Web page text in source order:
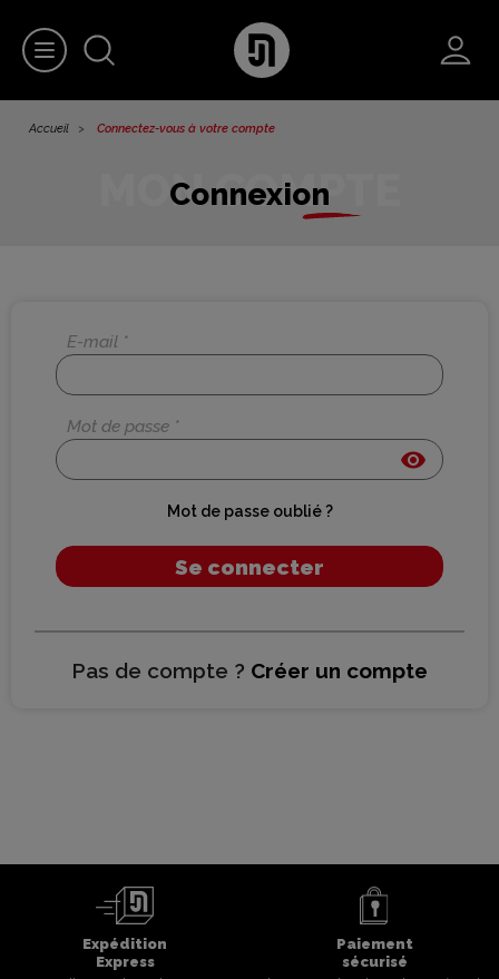
Accueil Connectez-vous à votre compte
Connexion
E-mail *
Mot de passe *
visibility
Mot de passe oublié ?
Se connecter
Pas de compte ? Créer un compte
Expédition
Express
Paiement
sécurisé